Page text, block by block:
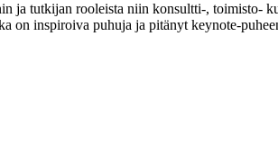
ja tutkijan rooleista niin konsultti-,
inspiroiva puhuja ja pitänyt keynote-